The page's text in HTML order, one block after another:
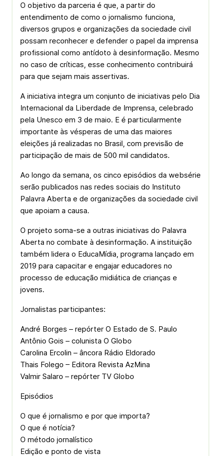
O objetivo da parceria é que, a partir do
entendimento de como o jornalismo funciona,
diversos grupos e organizações da sociedade civil
possam reconhecer e defender o papel da imprensa
profissional como antídoto à desinformação. Mesmo
no caso de críticas, esse conhecimento contribuirá
para que sejam mais assertivas.
A iniciativa integra um conjunto de iniciativas pelo Dia
Internacional da Liberdade de Imprensa, celebrado
pela Unesco em 3 de maio. E é particularmente
importante às vésperas de uma das maiores
eleições já realizadas no Brasil, com previsão de
participação de mais de 500 mil candidatos.
Ao longo da semana, os cinco episódios da websérie
serão publicados nas redes sociais do Instituto
Palavra Aberta e de organizações da sociedade civil
que apoiam a causa.
O projeto soma-se a outras iniciativas do Palavra
Aberta no combate à desinformação. A instituição
também lidera o EducaMídia, programa lançado em
2019 para capacitar e engajar educadores no
processo de educação midiática de crianças e
jovens.
Jornalistas participantes:
André Borges – repórter O Estado de S. Paulo
Antônio Gois – colunista O Globo
Carolina Ercolin – âncora Rádio Eldorado
Thais Folego – Editora Revista AzMina
Valmir Salaro – repórter TV Globo
Episódios
O que é jornalismo e por que importa?
O que é notícia?
O método jornalístico
Edição e ponto de vista